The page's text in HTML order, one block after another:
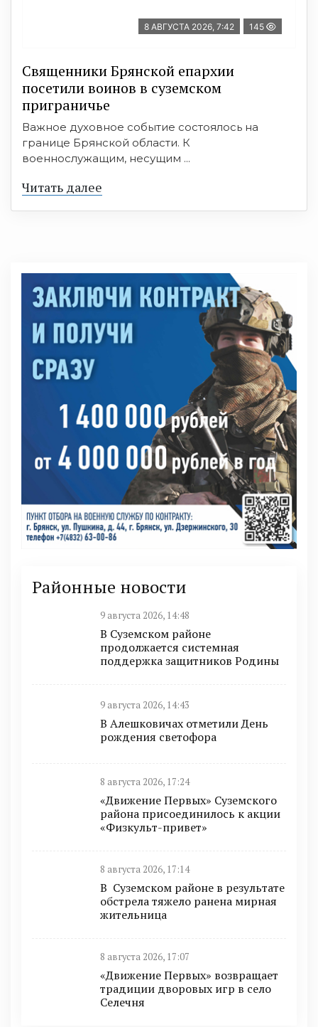
8 АВГУСТА 2026, 7:42 145
Священники Брянской епархии
посетили воинов в суземском
приграничье
Важное духовное событие состоялось на
границе Брянской области. К
военнослужащим, несущим ...
Читать далее
Районные новости
9 августа 2026, 14:48
В Суземском районе
продолжается системная
поддержка защитников Родины
9 августа 2026, 14:43
В Алешковичах отметили День
рождения светофора
8 августа 2026, 17:24
«Движение Первых» Суземского
района присоединилось к акции
«Физкульт-привет»
8 августа 2026, 17:14
В Суземском районе в результате
обстрела тяжело ранена мирная
жительница
8 августа 2026, 17:07
«Движение Первых» возвращает
традиции дворовых игр в село
Селечня